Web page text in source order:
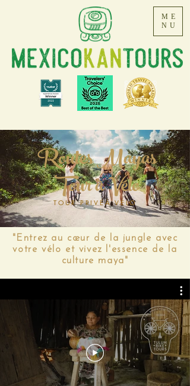
ME
NU
Routes Mayas
Tour à Vélo
TOUR PRIVÉÀ VÉLO
"Entrez au cœur de la jungle avec
votre vélo et vivez l'essence de la
culture maya"